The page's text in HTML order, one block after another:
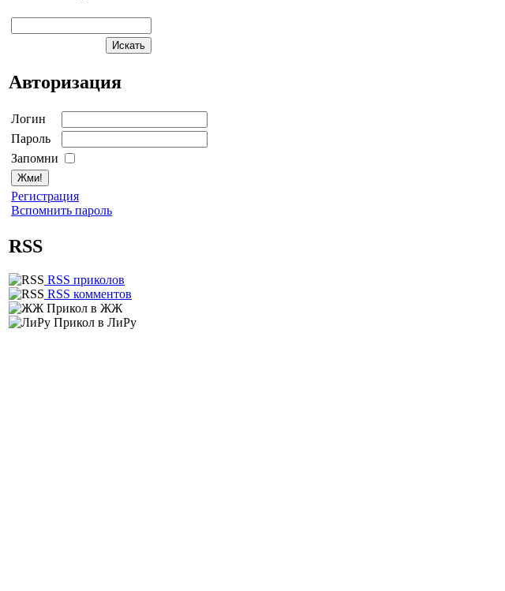
Авторизация
Логин
Пароль
Запомни
Регистрация
Вспомнить пароль
RSS
RSS приколов
RSS комментов
Прикол в ЖЖ
Прикол в ЛиРу